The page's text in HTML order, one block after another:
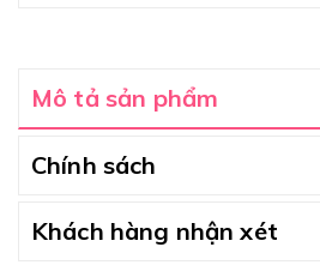
Mô tả sản phẩm
Chính sách
Khách hàng nhận xét